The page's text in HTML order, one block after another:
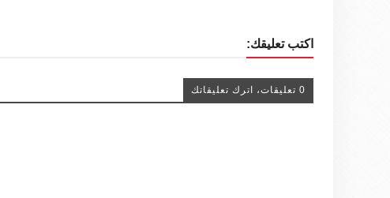
اكتب تعليقك:
0 تعليقات، اترك تعليقاتك